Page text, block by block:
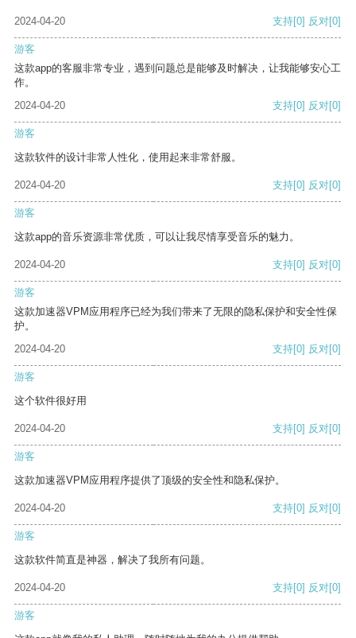
2024-04-20 支持[0] 反对[0]
游客
这款app的客服非常专业，遇到问题总是能够及时解决，让我能够安心工
作。
2024-04-20
支持[0] 反对[0]
游客
这款软件的设计非常人性化，使用起来非常舒服。
2024-04-20 支持[0] 反对[0]
游客
这款app的音乐资源非常优质，可以让我尽情享受音乐的魅力。
2024-04-20 支持[0] 反对[0]
游客
这款加速器VPM应用程序已经为我们带来了无限的隐私保护和安全性保
护。
2024-04-20
支持[0] 反对[0]
游客
这个软件很好用
2024-04-20 支持[0] 反对[0]
游客
这款加速器VPM应用程序提供了顶级的安全性和隐私保护。
2024-04-20 支持[0] 反对[0]
游客
这款软件简直是神器，解决了我所有问题。
2024-04-20 支持[0] 反对[0]
游客